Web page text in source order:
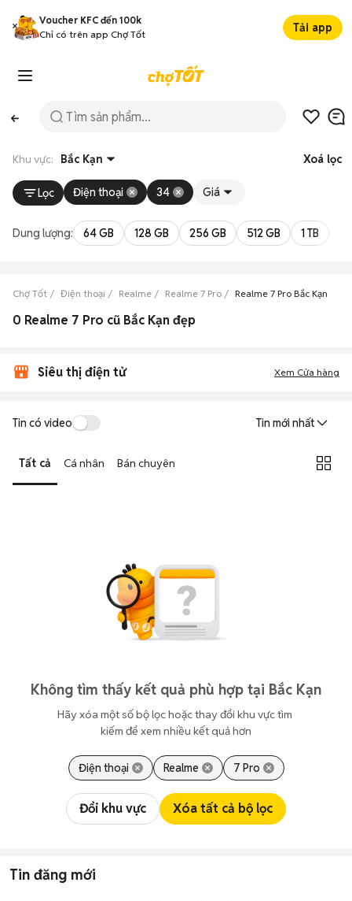
Voucher KFC đến 100k
Chỉ có trên app Chợ Tốt
Tải app
Khu vực: Bắc Kạn Xoá lọc
Lọc Điện thoại 34 Giá
Dung lượng: 64 GB 128 GB 256 GB 512 GB 1 TB
Chợ Tốt Điện thoại Realme Realme 7 Pro Realme 7 Pro Bắc Kạn
0 Realme 7 Pro cũ Bắc Kạn đẹp
Siêu thị điện tử Xem Cửa hàng
Tin có video Tin mới nhất
Tất cả Cá nhân Bán chuyên
Không tìm thấy kết quả phù hợp tại Bắc Kạn
Hãy xóa một số bộ lọc hoặc thay đổi khu vực tìm
kiếm để xem nhiều kết quả hơn
Điện thoại Realme 7 Pro
Đổi khu vực Xóa tất cả bộ lọc
Tin đăng mới